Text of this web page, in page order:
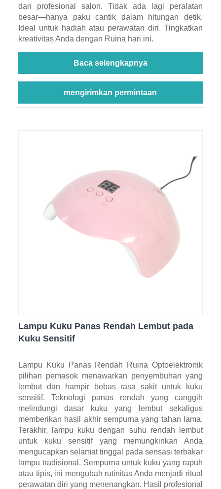
dan profesional salon. Tidak ada lagi peralatan
besar—hanya paku cantik dalam hitungan detik.
Ideal untuk hadiah atau perawatan diri. Tingkatkan
kreativitas Anda dengan Ruina hari ini.
Baca selengkapnya
mengirimkan permintaan
Lampu Kuku Panas Rendah Lembut pada
Kuku Sensitif
Lampu Kuku Panas Rendah Ruina Optoelektronik
pilihan pemasok menawarkan penyembuhan yang
lembut dan hampir bebas rasa sakit untuk kuku
sensitif. Teknologi panas rendah yang canggih
melindungi dasar kuku yang lembut sekaligus
memberikan hasil akhir sempurna yang tahan lama.
Terakhir, lampu kuku dengan suhu rendah lembut
untuk kuku sensitif yang memungkinkan Anda
mengucapkan selamat tinggal pada sensasi terbakar
lampu tradisional. Sempurna untuk kuku yang rapuh
atau tipis, ini mengubah rutinitas Anda menjadi ritual
perawatan diri yang menenangkan. Hasil profesional